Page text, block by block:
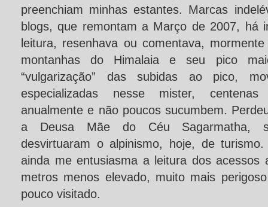
preenchiam minhas estantes. Marcas
blogs, que remontam a Março de 2007, há
leitura, resenhava ou comentava,
montanhas do Himalaia e seu pico
“vulgarização” das subidas ao pico,
especializadas nesse mister,
anualmente e não poucos sucumbem.
a Deusa Mãe do Céu Sagarmatha,
desvirtuaram o alpinismo, hoje, de
ainda me entusiasma a leitura dos acessos
metros menos elevado, muito mais
pouco visitado.